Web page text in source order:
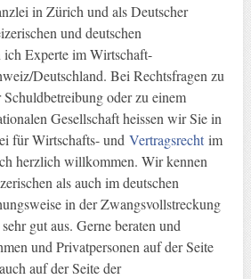
in Zürich und als Deutscher
und deutschen
Experte im Wirtschaft-
Deutschland. Bei Rechtsfragen zu
Schuldbetreibung oder zu einem
Gesellschaft heissen wir Sie in
für Wirtschafts- und Vertragsrechtim
herzlich willkommen. Wir kennen
als auch im deutschen
in der Zwangsvollstreckung
gut aus. Gerne beraten und
und Privatpersonen auf der Seite
auf der Seite der